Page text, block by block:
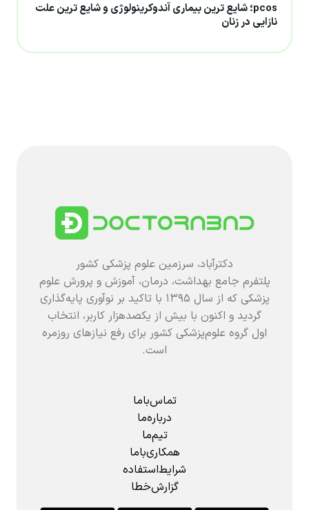
pcos؛ شایع ترین بیماری آندوکرینولوژی و شایع ترین علت
نازایی در زنان
دکترآباد، سرزمین علوم پزشکی کشور
پلتفرم جامع بهداشت، درمان، آموزش و پرورش علوم
پزشکی که از سال ۱۳۹۵ با تاکید بر نوآوری پایه‌گذاری
گردید و اکنون با بیش از یکصدهزار کاربر، انتخاب
اول گروه علوم‌پزشکی کشور برای رفع نیازهای روزمره
است.
تماس‌باما
درباره‌ما
تیم‌ما
همکاری‌باما
شرایط‌استفاده
گزارش‌خطا